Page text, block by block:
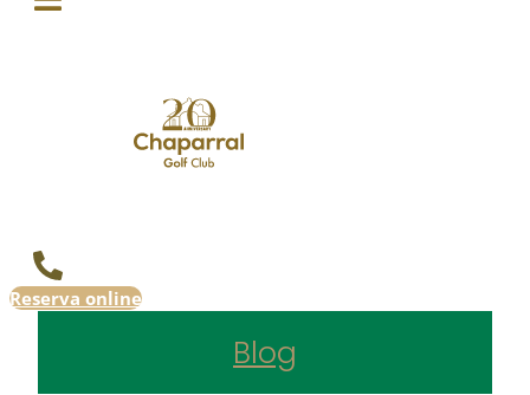
Reserva online
Blog